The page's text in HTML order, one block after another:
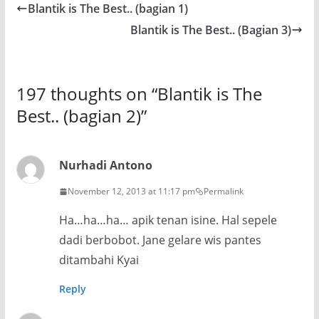
Blantik is The Best.. (bagian 1)
Blantik is The Best.. (Bagian 3)
197 thoughts on “Blantik is The
Best.. (bagian 2)”
Nurhadi Antono
November 12, 2013 at 11:17 pm Permalink
Ha…ha…ha… apik tenan isine. Hal sepele
dadi berbobot. Jane gelare wis pantes
ditambahi Kyai
Reply